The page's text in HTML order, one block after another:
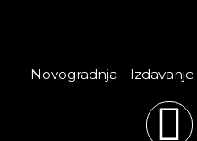
Novogradnja Izdavanje
F